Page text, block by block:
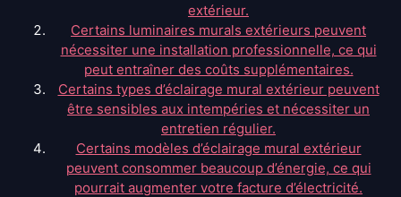
extérieur.
Certains luminaires murals extérieurs peuvent
nécessiter une installation professionnelle, ce qui
peut entraîner des coûts supplémentaires.
Certains types d’éclairage mural extérieur peuvent
être sensibles aux intempéries et nécessiter un
entretien régulier.
Certains modèles d’éclairage mural extérieur
peuvent consommer beaucoup d’énergie, ce qui
pourrait augmenter votre facture d’électricité.